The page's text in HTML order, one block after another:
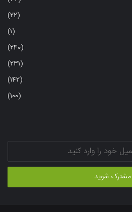
(22)
(1)
(240)
(231)
(142)
(100)